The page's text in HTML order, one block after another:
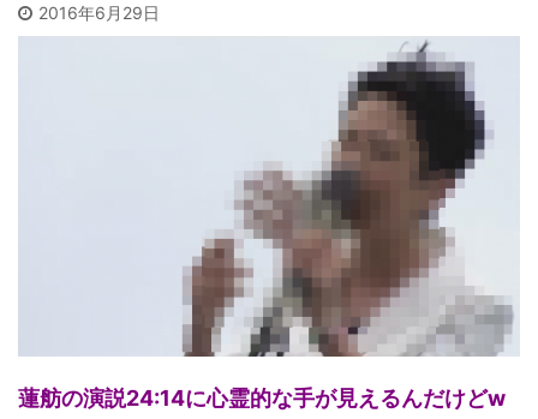
2016年6月29日
蓮舫の演説24:14に心霊的な手が見えるんだけどw